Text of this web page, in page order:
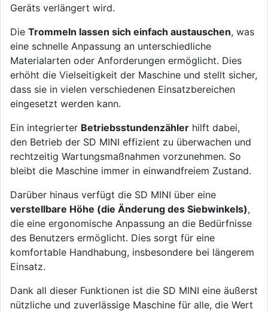
Geräts verlängert wird.
Die Trommeln lassen sich einfach austauschen, was
eine schnelle Anpassung an unterschiedliche
Materialarten oder Anforderungen ermöglicht. Dies
erhöht die Vielseitigkeit der Maschine und stellt sicher,
dass sie in vielen verschiedenen Einsatzbereichen
eingesetzt werden kann.
Ein integrierter Betriebsstundenzähler hilft dabei,
den Betrieb der SD MINI effizient zu überwachen und
rechtzeitig Wartungsmaßnahmen vorzunehmen. So
bleibt die Maschine immer in einwandfreiem Zustand.
Darüber hinaus verfügt die SD MINI über eine
verstellbare Höhe (die Änderung des Siebwinkels),
die eine ergonomische Anpassung an die Bedürfnisse
des Benutzers ermöglicht. Dies sorgt für eine
komfortable Handhabung, insbesondere bei längerem
Einsatz.
Dank all dieser Funktionen ist die SD MINI eine äußerst
nützliche und zuverlässige Maschine für alle, die Wert